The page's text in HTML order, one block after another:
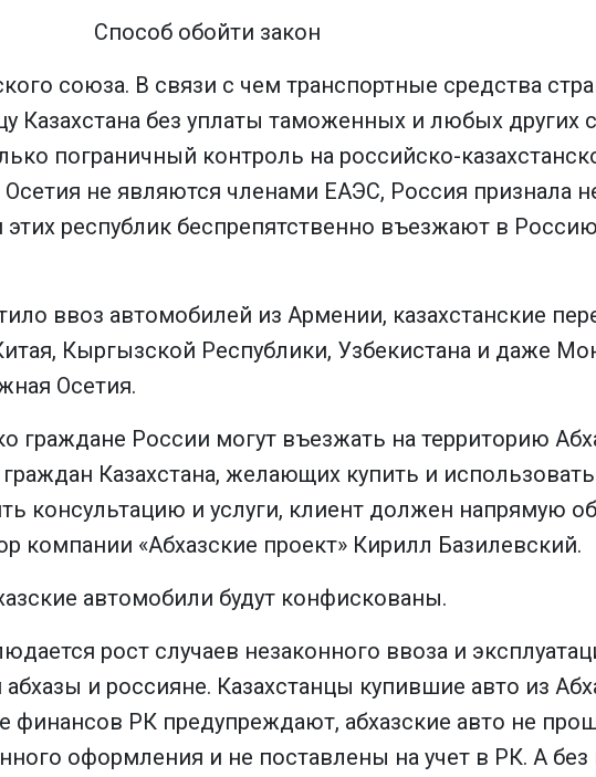
Способ обойти закон
союза. В связи с чем транспортные средства
Казахстана без уплаты таможенных и любых других
пограничный контроль на российско-
не являются членами ЕАЭС, Россия признала
этих республик беспрепятственно въезжают в
ввоз автомобилей из Армении, казахстанские
Кыргызской Республики, Узбекистана и даже
Осетия.
граждане России могут въезжать на территорию
Казахстана, желающих купить и
консультацию и услуги, клиент должен напрямую
компании «Абхазские проект» Кирилл Базилевский.
автомобили будут конфискованы.
рост случаев незаконного ввоза и
и россияне. Казахстанцы купившие авто из
финансов РК предупреждают, абхазские авто не
оформления и не поставлены на учет в РК. А без